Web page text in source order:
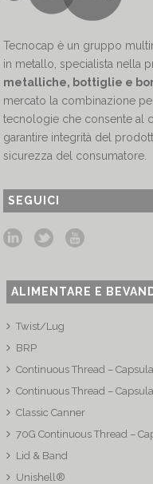
Tecnocap è un gruppo
in metallo, specialista nella
metalliche, bottiglie e
mercato la combinazione
tecnologie che consente al
garantire integrità del
sicurezza del consumatore.
SEGUICI
ALIMENTARE E
Twist/Lug
BRP
Continuous Thread –
Continuous Thread –
Classic Canner
70G Continuous Thread –
Lid & Band
Unishell®